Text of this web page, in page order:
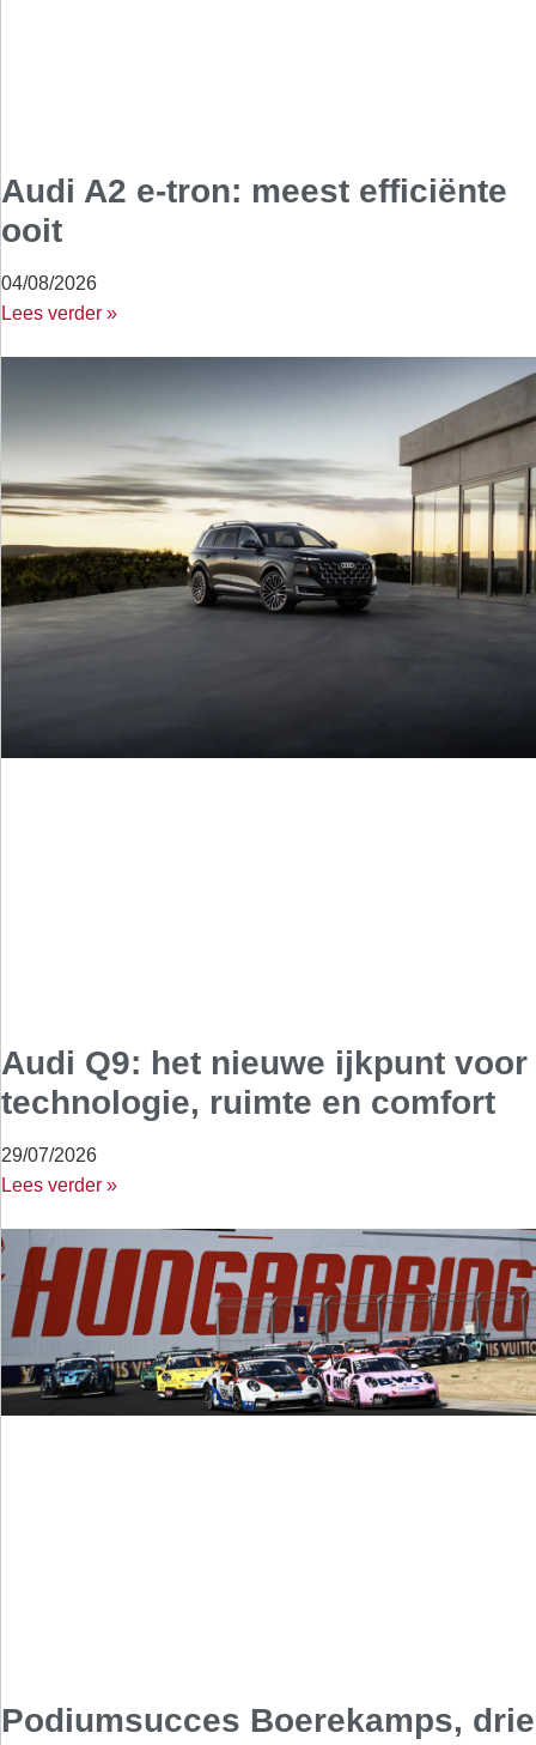
Audi A2 e-tron: meest efficiënte
ooit
04/08/2026
Lees verder »
Audi Q9: het nieuwe ijkpunt voor
technologie, ruimte en comfort
29/07/2026
Lees verder »
Podiumsucces Boerekamps, drie